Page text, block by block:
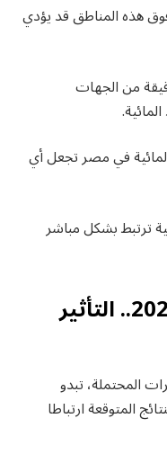
هذه المناطق قد يؤدي
من الجهات
في مصر تجعل أي
ترتبط بشكل مباشر
موجات الحر في مصر 2026.. التأثير
المحتملة، تبدو
المتوقعة ارتباطا